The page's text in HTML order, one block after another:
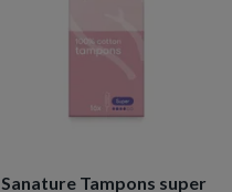
Sanature Tampons super